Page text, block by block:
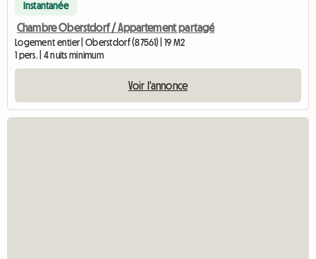
Instantanée
Chambre Oberstdorf / Appartement partagé
Logement entier | Oberstdorf (87561) | 19 M2
1 pers. | 4 nuits minimum
Voir l'annonce